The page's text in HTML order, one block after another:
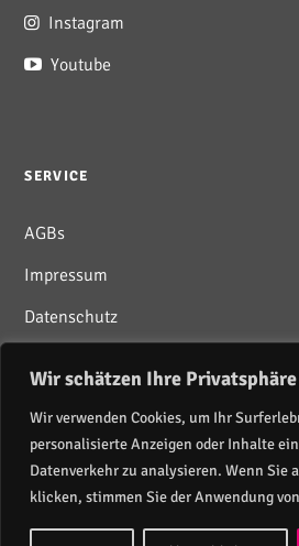
Wir schätzen Ihre Privatsphäre
Wir verwenden Cookies, um Ihr
personalisierte Anzeigen oder Inhalte
Datenverkehr zu analysieren. Wenn Sie
klicken, stimmen Sie der Anwendung
Instagram
Youtube
SERVICE
AGBs
Impressum
Datenschutz
Newsletter abonnieren